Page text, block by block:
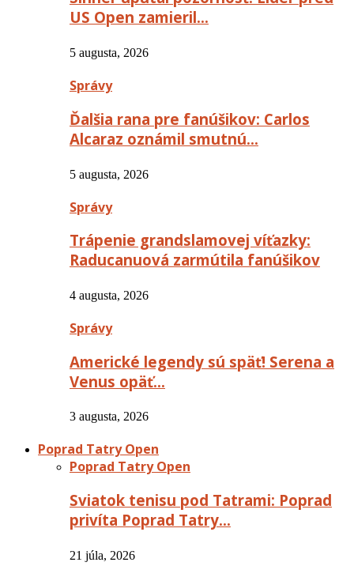
US Open zamieril…
5 augusta, 2026
Správy
Ďalšia rana pre fanúšikov: Carlos
Alcaraz oznámil smutnú…
5 augusta, 2026
Správy
Trápenie grandslamovej víťazky:
Raducanuová zarmútila fanúšikov
4 augusta, 2026
Správy
Americké legendy sú späť! Serena a
Venus opäť…
3 augusta, 2026
Poprad Tatry Open
Poprad Tatry Open
Sviatok tenisu pod Tatrami: Poprad
privíta Poprad Tatry…
21 júla, 2026